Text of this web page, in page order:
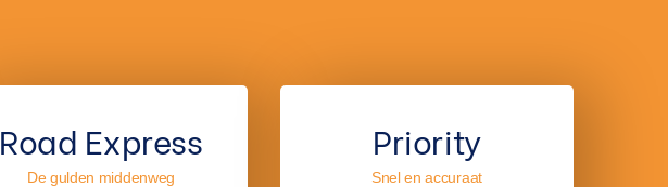
Road Express
De gulden middenweg
Priority
Snel en accuraat